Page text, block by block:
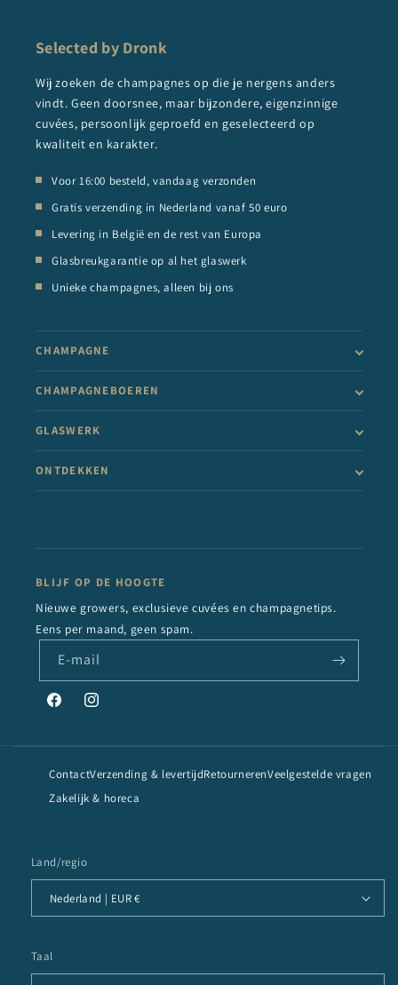
Selected by Dronk
Wij zoeken de champagnes op die je nergens anders
vindt. Geen doorsnee, maar bijzondere, eigenzinnige
cuvées, persoonlijk geproefd en geselecteerd op
kwaliteit en karakter.
Voor 16:00 besteld, vandaag verzonden
Gratis verzending in Nederland vanaf 50 euro
Levering in België en de rest van Europa
Glasbreukgarantie op al het glaswerk
Unieke champagnes, alleen bij ons
CHAMPAGNE
CHAMPAGNEBOEREN
GLASWERK
ONTDEKKEN
BLIJF OP DE HOOGTE
Nieuwe growers, exclusieve cuvées en champagnetips.
Eens per maand, geen spam.
E‑mail
FacebookInstagram
ContactVerzending & levertijdRetournerenVeelgestelde vragen
Zakelijk & horeca
Land/regio
Nederland | EUR €
Taal